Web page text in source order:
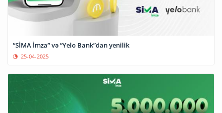
“SİMA İmza” və “Yelo Bank”dan yenilik
25-04-2025